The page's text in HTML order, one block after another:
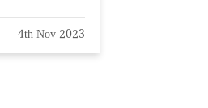
4th Nov 2023